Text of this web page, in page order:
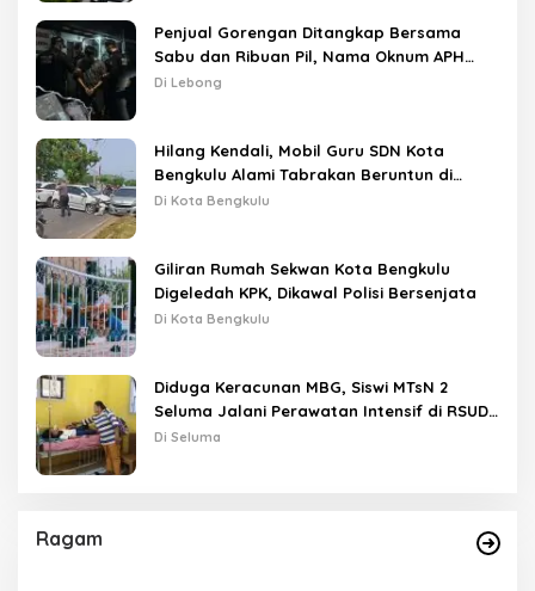
Penjual Gorengan Ditangkap Bersama
Sabu dan Ribuan Pil, Nama Oknum APH
Disebut Saat Interogasi
Di Lebong
Hilang Kendali, Mobil Guru SDN Kota
Bengkulu Alami Tabrakan Beruntun di
Lampu Merah
Di Kota Bengkulu
Giliran Rumah Sekwan Kota Bengkulu
Digeledah KPK, Dikawal Polisi Bersenjata
Di Kota Bengkulu
Diduga Keracunan MBG, Siswi MTsN 2
Seluma Jalani Perawatan Intensif di RSUD
Tais
Di Seluma
Ragam